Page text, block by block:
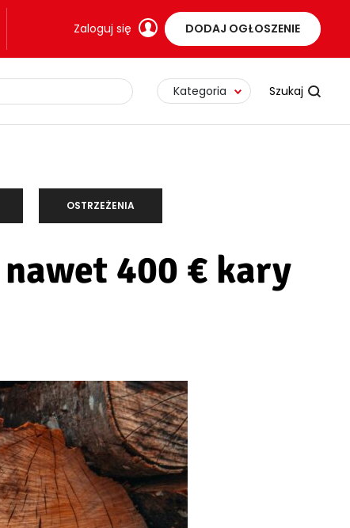
Zaloguj się DODAJ OGŁOSZENIE
Kategoria
OSTRZEŻENIA
400 € kary